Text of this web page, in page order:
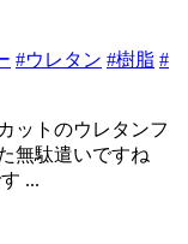
#ウレタン #樹脂 #
ットのウレタンフ
無駄遣いですね
...